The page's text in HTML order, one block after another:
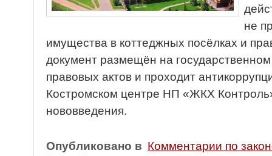
не
имущества в коттеджных посёлках и
документ размещён на
правовых актов и проходит
Костромском центре НП «ЖКХ
нововведения.
Опубликовано в Комментарии по